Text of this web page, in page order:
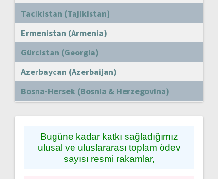
Tacikistan (Tajikistan)
Ermenistan (Armenia)
Gürcistan (Georgia)
Azerbaycan (Azerbaijan)
Bosna-Hersek (Bosnia & Herzegovina)
Bugüne kadar katkı sağladığımız
ulusal ve uluslararası toplam ödev
sayısı resmi rakamlar,